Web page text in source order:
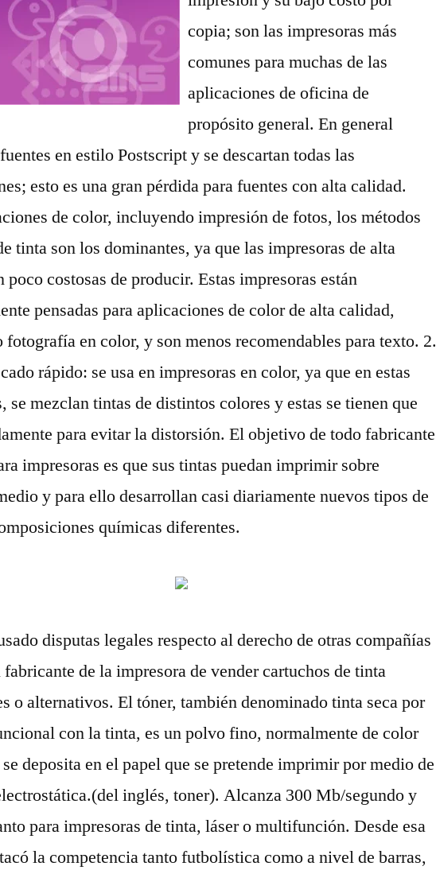
copia; son las impresoras más
comunes para muchas de las
aplicaciones de oficina de
propósito general. En general
en estilo Postscript y se descartan todas las
esto es una gran pérdida para fuentes con alta calidad.
de color, incluyendo impresión de fotos, los métodos
tinta son los dominantes, ya que las impresoras de alta
poco costosas de producir. Estas impresoras están
pensadas para aplicaciones de color de alta calidad,
en color, y son menos recomendables para texto. 2.
rápido: se usa en impresoras en color, ya que en estas
se mezclan tintas de distintos colores y estas se tienen que
para evitar la distorsión. El objetivo de todo fabricante
impresoras es que sus tintas puedan imprimir sobre
y para ello desarrollan casi diariamente nuevos tipos de
químicas diferentes.
disputas legales respecto al derecho de otras compañías
de la impresora de vender cartuchos de tinta
o alternativos. El tóner, también denominado tinta seca por
con la tinta, es un polvo fino, normalmente de color
deposita en el papel que se pretende imprimir por medio de
inglés, toner). Alcanza 300 Mb/segundo y
para impresoras de tinta, láser o multifunción. Desde esa
la competencia tanto futbolística como a nivel de barras,